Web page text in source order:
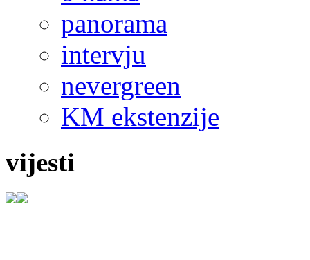
panorama
intervju
nevergreen
KM ekstenzije
vijesti